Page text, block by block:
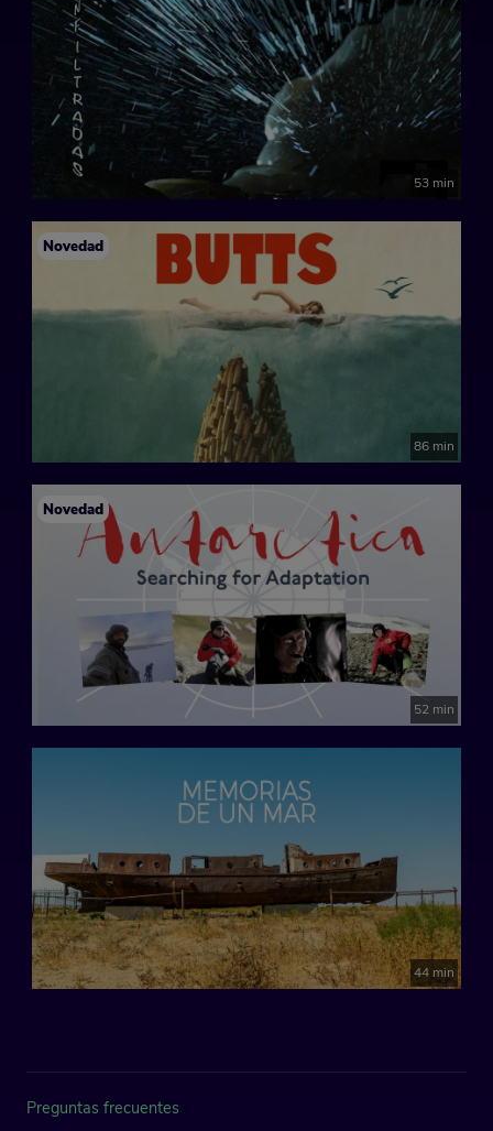
53 min
Novedad
86 min
Novedad
52 min
44 min
Preguntas frecuentes